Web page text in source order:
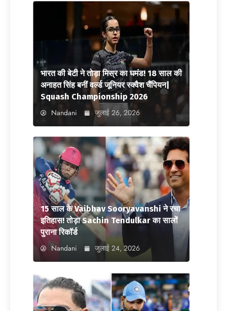
भारत की बेटी ने तोड़ा मिस्र का घमंड! 18 साल की
अनाहत सिंह बनीं वर्ल्ड जूनियर स्क्वैश चैंपियन|
Squash Championship 2026
Nandani जुलाई 26, 2026
15 साल के Vaibhav Sooryavanshi ने रचा
इतिहास! तोड़ा Sachin Tendulkar का सालों
पुराना रिकॉर्ड
Nandani जुलाई 24, 2026